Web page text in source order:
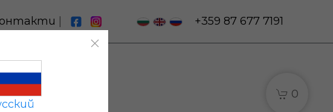
+359 87 677 7191
0